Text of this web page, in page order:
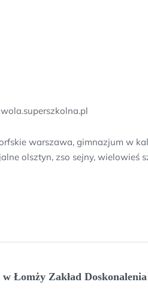
warszawa, gimnazjum w
olsztyn, zso sejny, wielowieś
Łomży Zakład Doskonalenia